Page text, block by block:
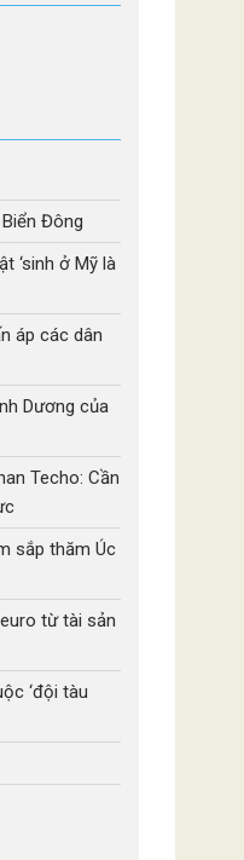
Đông
‘sinh ở Mỹ là
áp các dân
Dương của
Techo: Cần
sắp thăm Úc
từ tài sản
‘đội tàu